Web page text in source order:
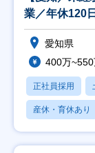
業／年休120
愛知県
400万
正社員採用
産休・育休あり